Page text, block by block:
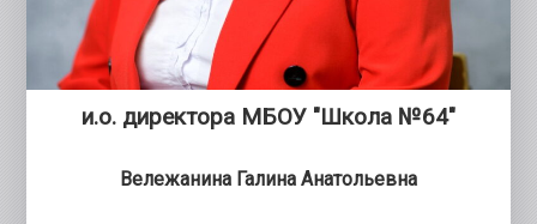
и.о. директора МБОУ "Школа №64"
Вележанина Галина Анатольевна